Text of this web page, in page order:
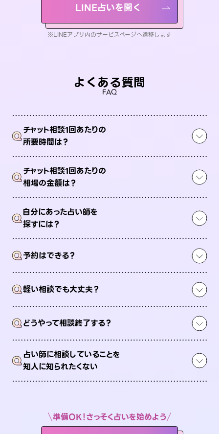
LINE占いを開く
※LINEアプリ内のサービスページへ遷移します
よくある質問
FAQ
Qチャット相談1回あたりの
所要時間は？
Qチャット相談1回あたりの
相場の金額は？
Q自分にあった占い師を
探すには？
Q予約はできる？
Q軽い相談でも大丈夫？
Qどうやって相談終了する？
Q占い師に相談していることを
知人に知られたくない
準備OK！さっそく占いを始めよう